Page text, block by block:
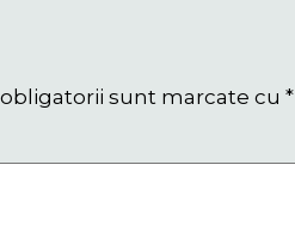
sunt marcate cu*